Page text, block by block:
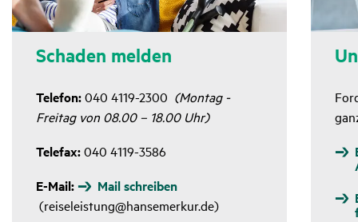
Schaden melden
Telefon:040 4119-2300 (Montag -
Freitag von 08.00 – 18.00 Uhr)
Telefax:040 4119-3586
E-Mail: Mail schreiben
(reiseleistung@hansemerkur.de)